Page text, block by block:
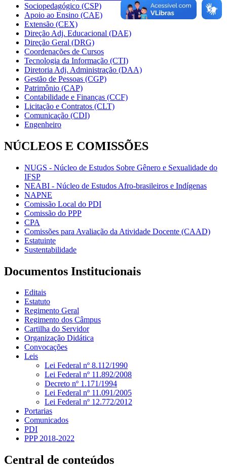
Sociopedagógico (CSP)
Apoio ao Ensino (CAE)
Extensão (CEX)
Direção Adj. Educacional (DAE)
Direção Geral (DRG)
Coordenações de Cursos
Tecnologia da Informação (CTI)
Diretoria Adj. Administração (DAA)
Gestão de Pessoas (CGP)
Patrimônio (CAP)
Contabilidade e Finanças (CCF)
Licitação e Contratos (CLT)
Comunicação (CDI)
Engenheiro
NÚCLEOS E COMISSÕES
NUGS - Núcleo de Estudos Sobre Gênero e Sexualidade do
IFSP
NEABI - Núcleo de Estudos Afro-brasileiros e Indígenas
NAPNE
Comissão Local do PDI
Comissão do PPP
CPA
Comissões para Avaliação da Atividade Docente (CAAD)
Estatuinte
Sustentabilidade
Documentos Institucionais
Editais
Estatuto
Regimento Geral
Regimento dos Câmpus
Cartilha do Servidor
Organização Didática
Convocações
Leis
Lei Federal nº 8.112/1990
Lei Federal nº 11.892/2008
Decreto nº 1.171/1994
Lei Federal nº 11.091/2005
Lei Federal nº 12.772/2012
Portarias
Comunicados
PDI
PPP 2018-2022
Central de conteúdos